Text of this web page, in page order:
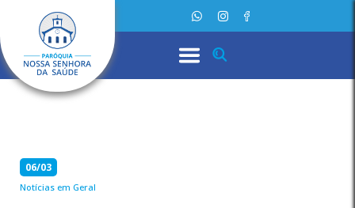
06/03
Notícias em Geral